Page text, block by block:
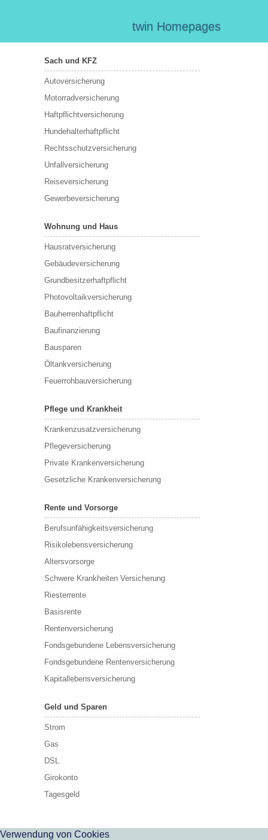
twin Homepages
Sach und KFZ
Autoversicherung
Motorradversicherung
Haftpflichtversicherung
Hundehalterhaftpflicht
Rechtsschutzversicherung
Unfallversicherung
Reiseversicherung
Gewerbeversicherung
Wohnung und Haus
Hausratversicherung
Gebäudeversicherung
Grundbesitzerhaftpflicht
Photovoltaikversicherung
Bauherrenhaftpflicht
Baufinanzierung
Bausparen
Öltankversicherung
Feuerrohbauversicherung
Pflege und Krankheit
Krankenzusatzversicherung
Pflegeversicherung
Private Krankenversicherung
Gesetzliche Krankenversicherung
Rente und Vorsorge
Berufs­unfähigkeitsversicherung
Risikolebensversicherung
Altersvorsorge
Schwere Krankheiten Versicherung
Riesterrente
Basisrente
Rentenversicherung
Fondsgebundene Lebensversicherung
Fondsgebundene Rentenversicherung
Kapitallebensversicherung
Geld und Sparen
Strom
Gas
DSL
Girokonto
Tagesgeld
Verwendung von Cookies